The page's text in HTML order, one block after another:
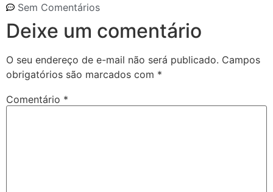
Sem Comentários
Deixe um comentário
O seu endereço de e-mail não será publicado. Campos
obrigatórios são marcados com *
Comentário *